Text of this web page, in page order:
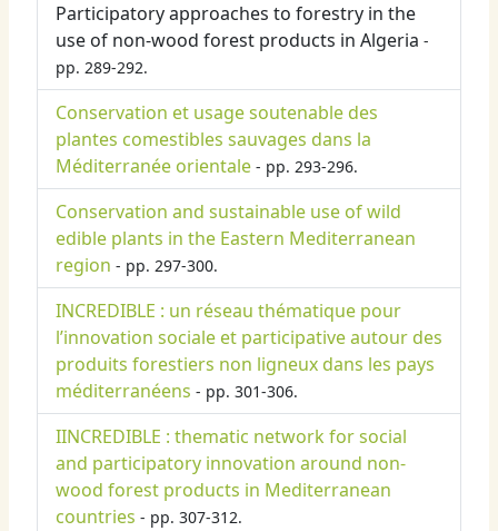
Participatory approaches to forestry in the
use of non-wood forest products in Algeria -
pp. 289-292.
Conservation et usage soutenable des
plantes comestibles sauvages dans la
Méditerranée orientale - pp. 293-296.
Conservation and sustainable use of wild
edible plants in the Eastern Mediterranean
region - pp. 297-300.
INCREDIBLE : un réseau thématique pour
l’innovation sociale et participative autour des
produits forestiers non ligneux dans les pays
méditerranéens - pp. 301-306.
IINCREDIBLE : thematic network for social
and participatory innovation around non-
wood forest products in Mediterranean
countries - pp. 307-312.